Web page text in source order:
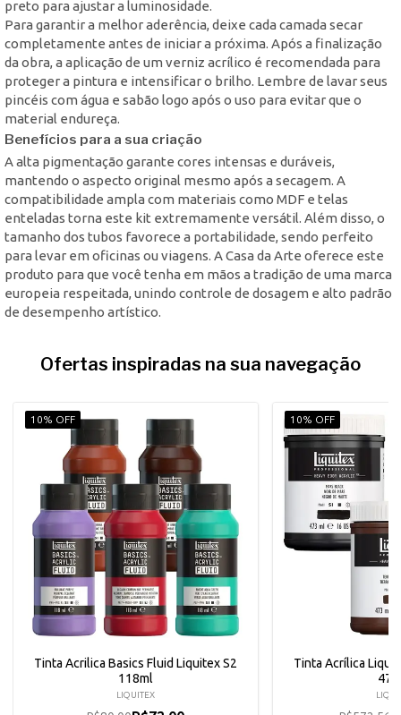
preto para ajustar a luminosidade.
Para garantir a melhor aderência, deixe cada camada secar
completamente antes de iniciar a próxima. Após a finalização
da obra, a aplicação de um verniz acrílico é recomendada para
proteger a pintura e intensificar o brilho. Lembre de lavar seus
pincéis com água e sabão logo após o uso para evitar que o
material endureça.
Benefícios para a sua criação
A alta pigmentação garante cores intensas e duráveis,
mantendo o aspecto original mesmo após a secagem. A
compatibilidade ampla com materiais como MDF e telas
enteladas torna este kit extremamente versátil. Além disso, o
tamanho dos tubos favorece a portabilidade, sendo perfeito
para levar em oficinas ou viagens. A Casa da Arte oferece este
produto para que você tenha em mãos a tradição de uma marca
europeia respeitada, unindo controle de dosagem e alto padrão
de desempenho artístico.
Ofertas inspiradas na sua navegação
10% OFF
Tinta Acrilica Basics Fluid Liquitex S2
118ml
LIQUITEX
10% OFF
Tinta Acrílica